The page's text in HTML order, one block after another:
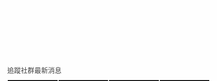
追蹤社群最新消息